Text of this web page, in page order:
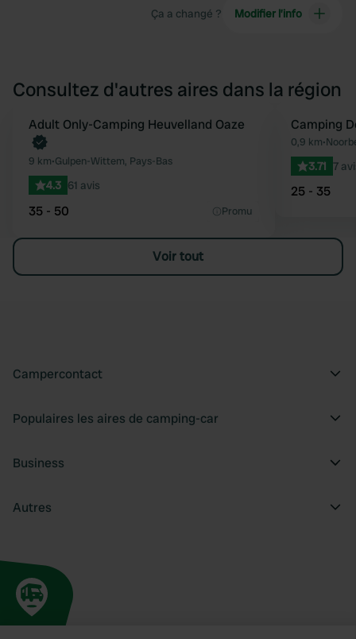
Ça a changé ? Modifier l’info
Consultez d'autres aires dans la région
Préféré
Reserve maintenant
Adult Only-Camping Heuvelland Oaze
9 km•Gulpen-Wittem, Pays-Bas
4.3 61 avis
35 - 50 Promu
Camping
0,9 km•
3.71 7
25 - 35
Voir tout
Campercontact
Populaires les aires de camping-car
Business
Autres